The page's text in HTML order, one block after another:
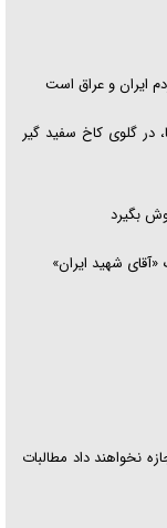
ایران و عراق است
در گلوی کاخ سفید گیر
بگیرد
شهید ایران»
نخواهند داد مطالبات